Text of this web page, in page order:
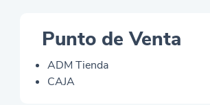
Punto de Venta
ADM Tienda
CAJA